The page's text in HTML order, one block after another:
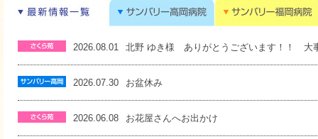
2026.08.01 北野 ゆき様 ありがとうございます！！ 大
2026.07.30 お盆休み
2026.06.08 お花屋さんへお出かけ